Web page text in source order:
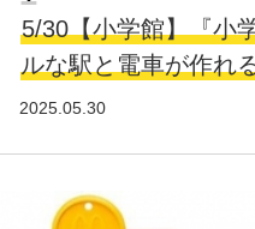
5/30【小学館】『小
ルな駅と電車が作れ
2025.05.30